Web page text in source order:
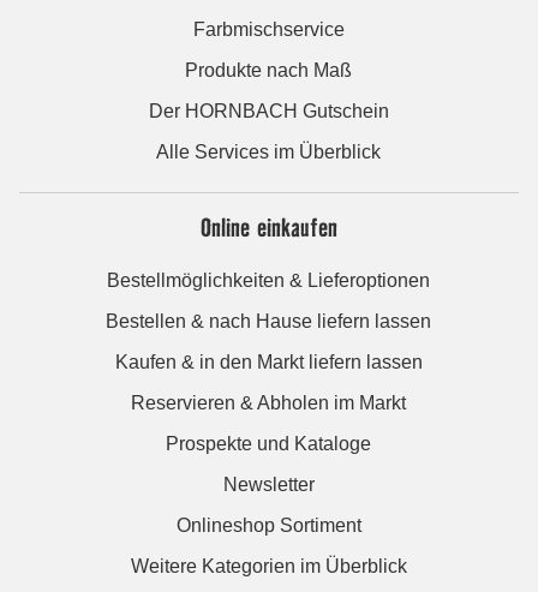
Farbmischservice
Produkte nach Maß
Der HORNBACH Gutschein
Alle Services im Überblick
Online einkaufen
Bestellmöglichkeiten & Lieferoptionen
Bestellen & nach Hause liefern lassen
Kaufen & in den Markt liefern lassen
Reservieren & Abholen im Markt
Prospekte und Kataloge
Newsletter
Onlineshop Sortiment
Weitere Kategorien im Überblick